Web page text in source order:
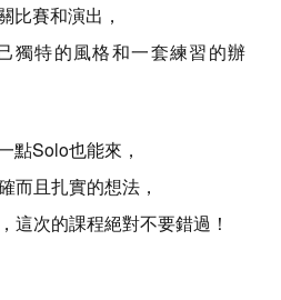
比賽和演出，
獨特的風格和一套練習的辦
點Solo也能來，
而且扎實的想法，
這次的課程絕對不要錯過！